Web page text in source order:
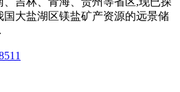
国大盐湖区镁盐矿产资源的远景储